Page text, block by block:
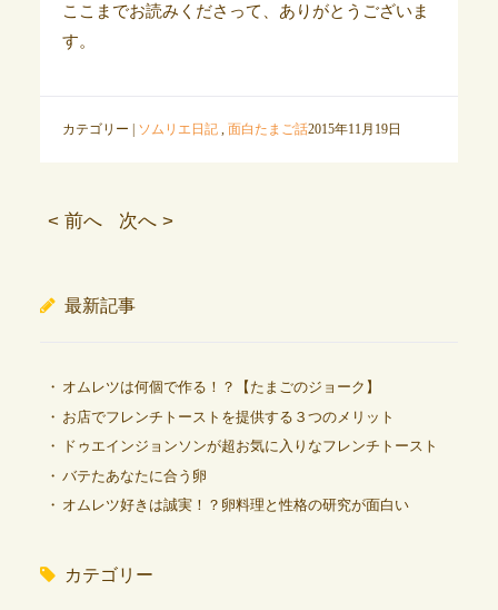
ここまでお読みくださって、ありがとうございま
す。
カテゴリー | ソムリエ日記, 面白たまご話2015年11月19日
< 前へ 次へ >
最新記事
オムレツは何個で作る！？【たまごのジョーク】
お店でフレンチトーストを提供する３つのメリット
ドゥエインジョンソンが超お気に入りなフレンチトースト
バテたあなたに合う卵
オムレツ好きは誠実！？卵料理と性格の研究が面白い
カテゴリー